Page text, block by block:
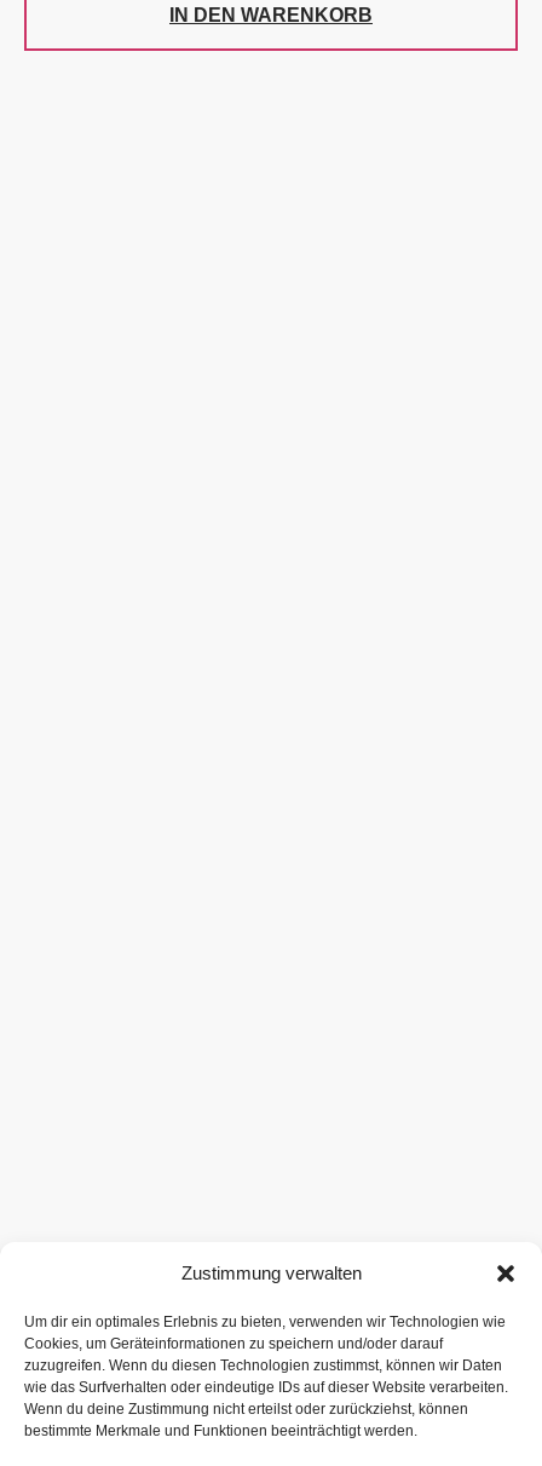
Zustimmung verwalten
Um dir ein optimales Erlebnis zu bieten, verwenden wir Technologien wie
Cookies, um Geräteinformationen zu speichern und/oder darauf
zuzugreifen. Wenn du diesen Technologien zustimmst, können wir Daten
wie das Surfverhalten oder eindeutige IDs auf dieser Website verarbeiten.
Wenn du deine Zustimmung nicht erteilst oder zurückziehst, können
bestimmte Merkmale und Funktionen beeinträchtigt werden.
IN DEN WARENKORB